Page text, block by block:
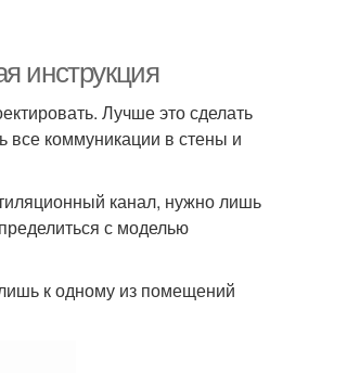
инструкция
Лучше это сделать
все коммуникации в стены и
канал, нужно лишь
с моделью
к одному из помещений